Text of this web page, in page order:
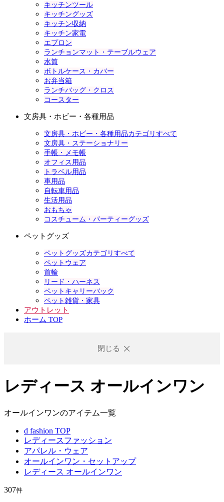
キッチンツール
キッチングッズ
キッチン収納
キッチン家電
エプロン
ランチョンマット・テーブルウェア
水筒
ボトルケース・カバー
お弁当箱
ランチバッグ・クロス
コースター
文房具・ホビー・各種用品
文房具・ホビー・各種用品カテゴリすべて
文房具・ステーショナリー
手帳・メモ帳
オフィス用品
トラベル用品
車用品
自転車用品
生活用品
おもちゃ
コスチューム・パーティーグッズ
ペットグッズ
ペットグッズカテゴリすべて
ペットウェア
首輪
リード・ハーネス
ペットキャリーバック
ペット雑貨・家具
アウトレット
ホーム TOP
閉じる
レディース オールインワン
オールインワンのアイテム一覧
d fashion TOP
レディースファッション
アパレル・ウェア
オールインワン・セットアップ
レディース オールインワン
307件